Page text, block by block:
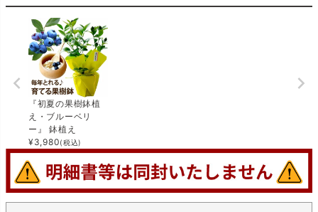
『初夏の果樹鉢植
え・ブルーベリ
ー』 鉢植え
¥3,980(税込)